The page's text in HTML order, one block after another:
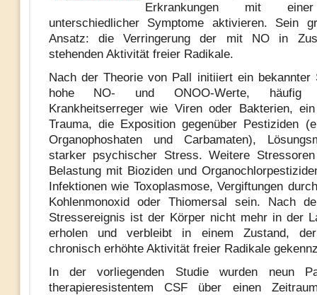
Erkrankungen mit
unterschiedlicher Symptome aktivieren. Sein
Ansatz: die Verringerung der mit NO in
stehenden Aktivität freier Radikale.
Nach der Theorie von Pall initiiert ein bekannter
hohe NO- und ONOO-Werte,
Krankheitserreger wie Viren oder Bakterien,
Trauma, die Exposition gegenüber Pestiziden
Organophoshaten und Carbamaten),
starker psychischer Stress. Weitere
Belastung mit Bioziden und
Infektionen wie Toxoplasmose, Vergiftungen
Kohlenmonoxid oder Thiomersal sein. Nach
Stressereignis ist der Körper nicht mehr in der
erholen und verbleibt in einem Zustand,
chronisch erhöhte Aktivität freier Radikale
In der vorliegenden Studie wurden neun
therapieresistentem CSF über einen